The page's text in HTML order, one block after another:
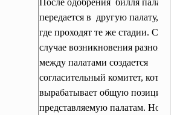
После одобрения билля палатой
передается в другую палату,
где проходят те же стадии. СВ
случае возникновения
между палатами создается
согласительный комитет, который
вырабатывает общую позицию,
представляемую палатам. Но